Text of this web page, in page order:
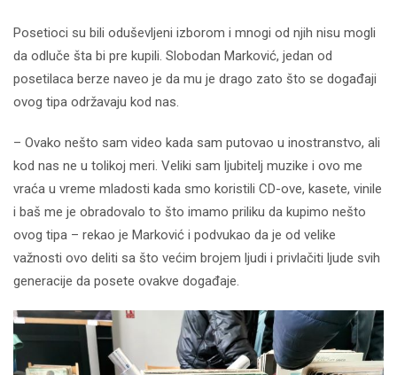
Posetioci su bili oduševljeni izborom i mnogi od njih nisu mogli
da odluče šta bi pre kupili. Slobodan Marković, jedan od
posetilaca berze naveo je da mu je drago zato što se događaji
ovog tipa održavaju kod nas.
– Ovako nešto sam video kada sam putovao u inostranstvo, ali
kod nas ne u tolikoj meri. Veliki sam ljubitelj muzike i ovo me
vraća u vreme mladosti kada smo koristili CD-ove, kasete, vinile
i baš me je obradovalo to što imamo priliku da kupimo nešto
ovog tipa – rekao je Marković i podvukao da je od velike
važnosti ovo deliti sa što većim brojem ljudi i privlačiti ljude svih
generacije da posete ovakve događaje.